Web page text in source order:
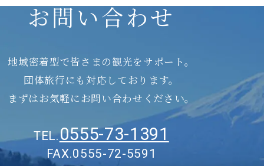
お問い合わせ
地域密着型で皆さまの観光をサポート。
団体旅行にも対応しております。
まずはお気軽にお問い合わせください。
TEL.0555-73-1391
FAX.0555-72-5591